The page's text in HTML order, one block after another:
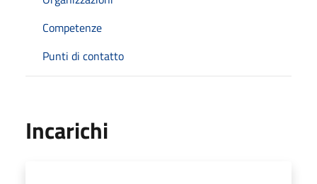
Competenze
Punti di contatto
Incarichi